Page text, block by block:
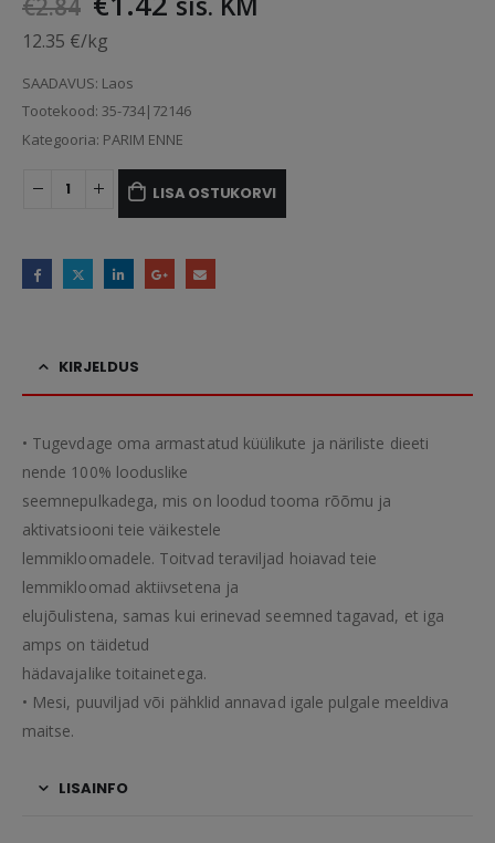
€2.84
hind
oli:
€2.84.
12.35 €/kg
SAADAVUS: Laos
Tootekood: 35-734|72146
Kategooria: PARIM ENNE
LISA OSTUKORVI
KIRJELDUS
• Tugevdage oma armastatud küülikute ja näriliste dieeti
nende 100% looduslike
seemnepulkadega, mis on loodud tooma rõõmu ja
aktivatsiooni teie väikestele
lemmikloomadele. Toitvad teraviljad hoiavad teie
lemmikloomad aktiivsetena ja
elujõulistena, samas kui erinevad seemned tagavad, et iga
amps on täidetud
hädavajalike toitainetega.
• Mesi, puuviljad või pähklid annavad igale pulgale meeldiva
maitse.
LISAINFO